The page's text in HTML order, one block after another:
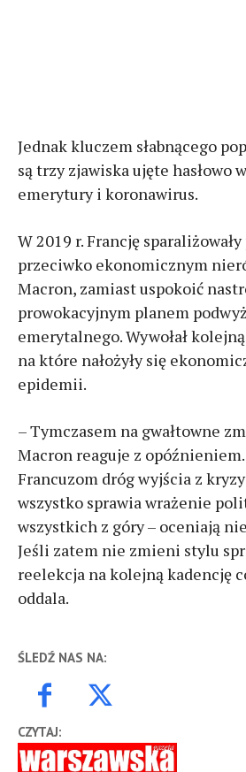
Jednak kluczem słabnącego
są trzy zjawiska ujęte hasłowo
emerytury i koronawirus.
W 2019 r. Francję
przeciwko ekonomicznym
Macron, zamiast uspokoić
prowokacyjnym planem
emerytalnego. Wywołał
na które nałożyły się
epidemii.
– Tymczasem na gwałtowne
Macron reaguje z
Francuzom dróg wyjścia z
wszystko sprawia wrażenie
wszystkich z góry – oceniają
Jeśli zatem nie zmieni stylu
reelekcja na kolejną kadencję
oddala.
ŚLEDŹ NAS NA:
CZYTAJ: